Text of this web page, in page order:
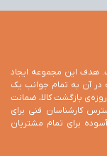
هدف این مجموعه ایجاد
در آن به تمام جوانب یک
خرید مطمئن توجه شده باشد. در همین راستا ضمانت 7 روزه‌ی بازگشت کالا، ضمانت
کارشناسان فنی برای
برای تمام مشتریان